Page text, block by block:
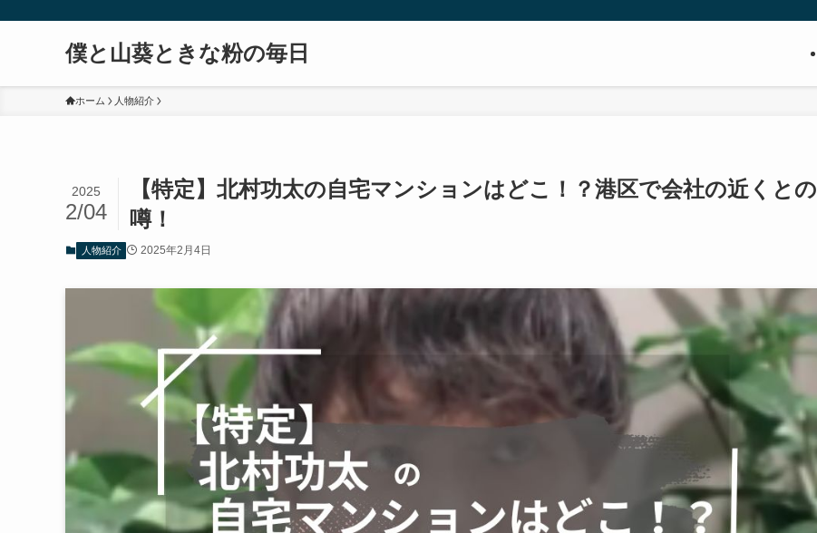
僕と山葵ときな粉の毎日
ホーム 人物紹介
【特定】北村功太の自宅マンションはどこ！？港区で会社の近くとの
噂！
2025
2/04
人物紹介 2025年2月4日